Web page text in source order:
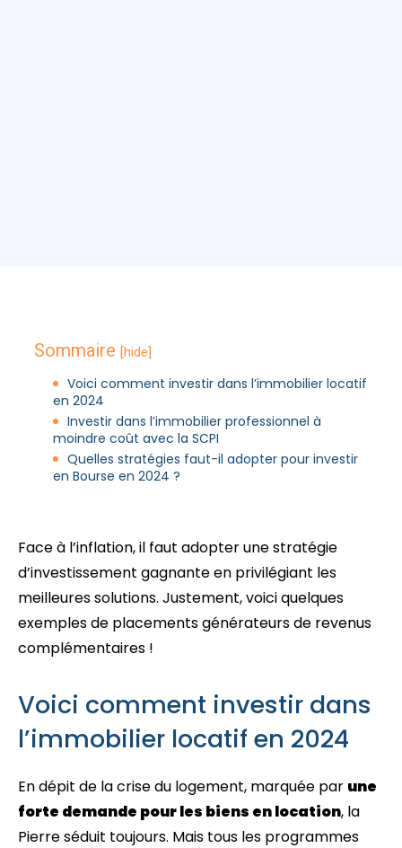
Sommaire [hide]
Voici comment investir dans l’immobilier locatif
en 2024
Investir dans l’immobilier professionnel à
moindre coût avec la SCPI
Quelles stratégies faut-il adopter pour investir
en Bourse en 2024 ?
Face à l’inflation, il faut adopter une stratégie
d’investissement gagnante en privilégiant les
meilleures solutions. Justement, voici quelques
exemples de placements générateurs de revenus
complémentaires !
Voici comment investir dans
l’immobilier locatif en 2024
En dépit de la crise du logement, marquée par une
forte demande pour les biens en location, la
Pierre séduit toujours. Mais tous les programmes